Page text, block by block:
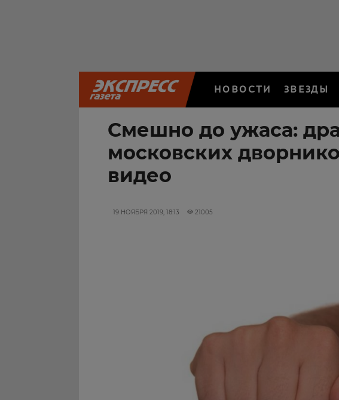
НОВОСТИ ЗВЕЗДЫ
Смешно до ужаса:
московских
видео
19 НОЯБРЯ 2019, 18:13 21005